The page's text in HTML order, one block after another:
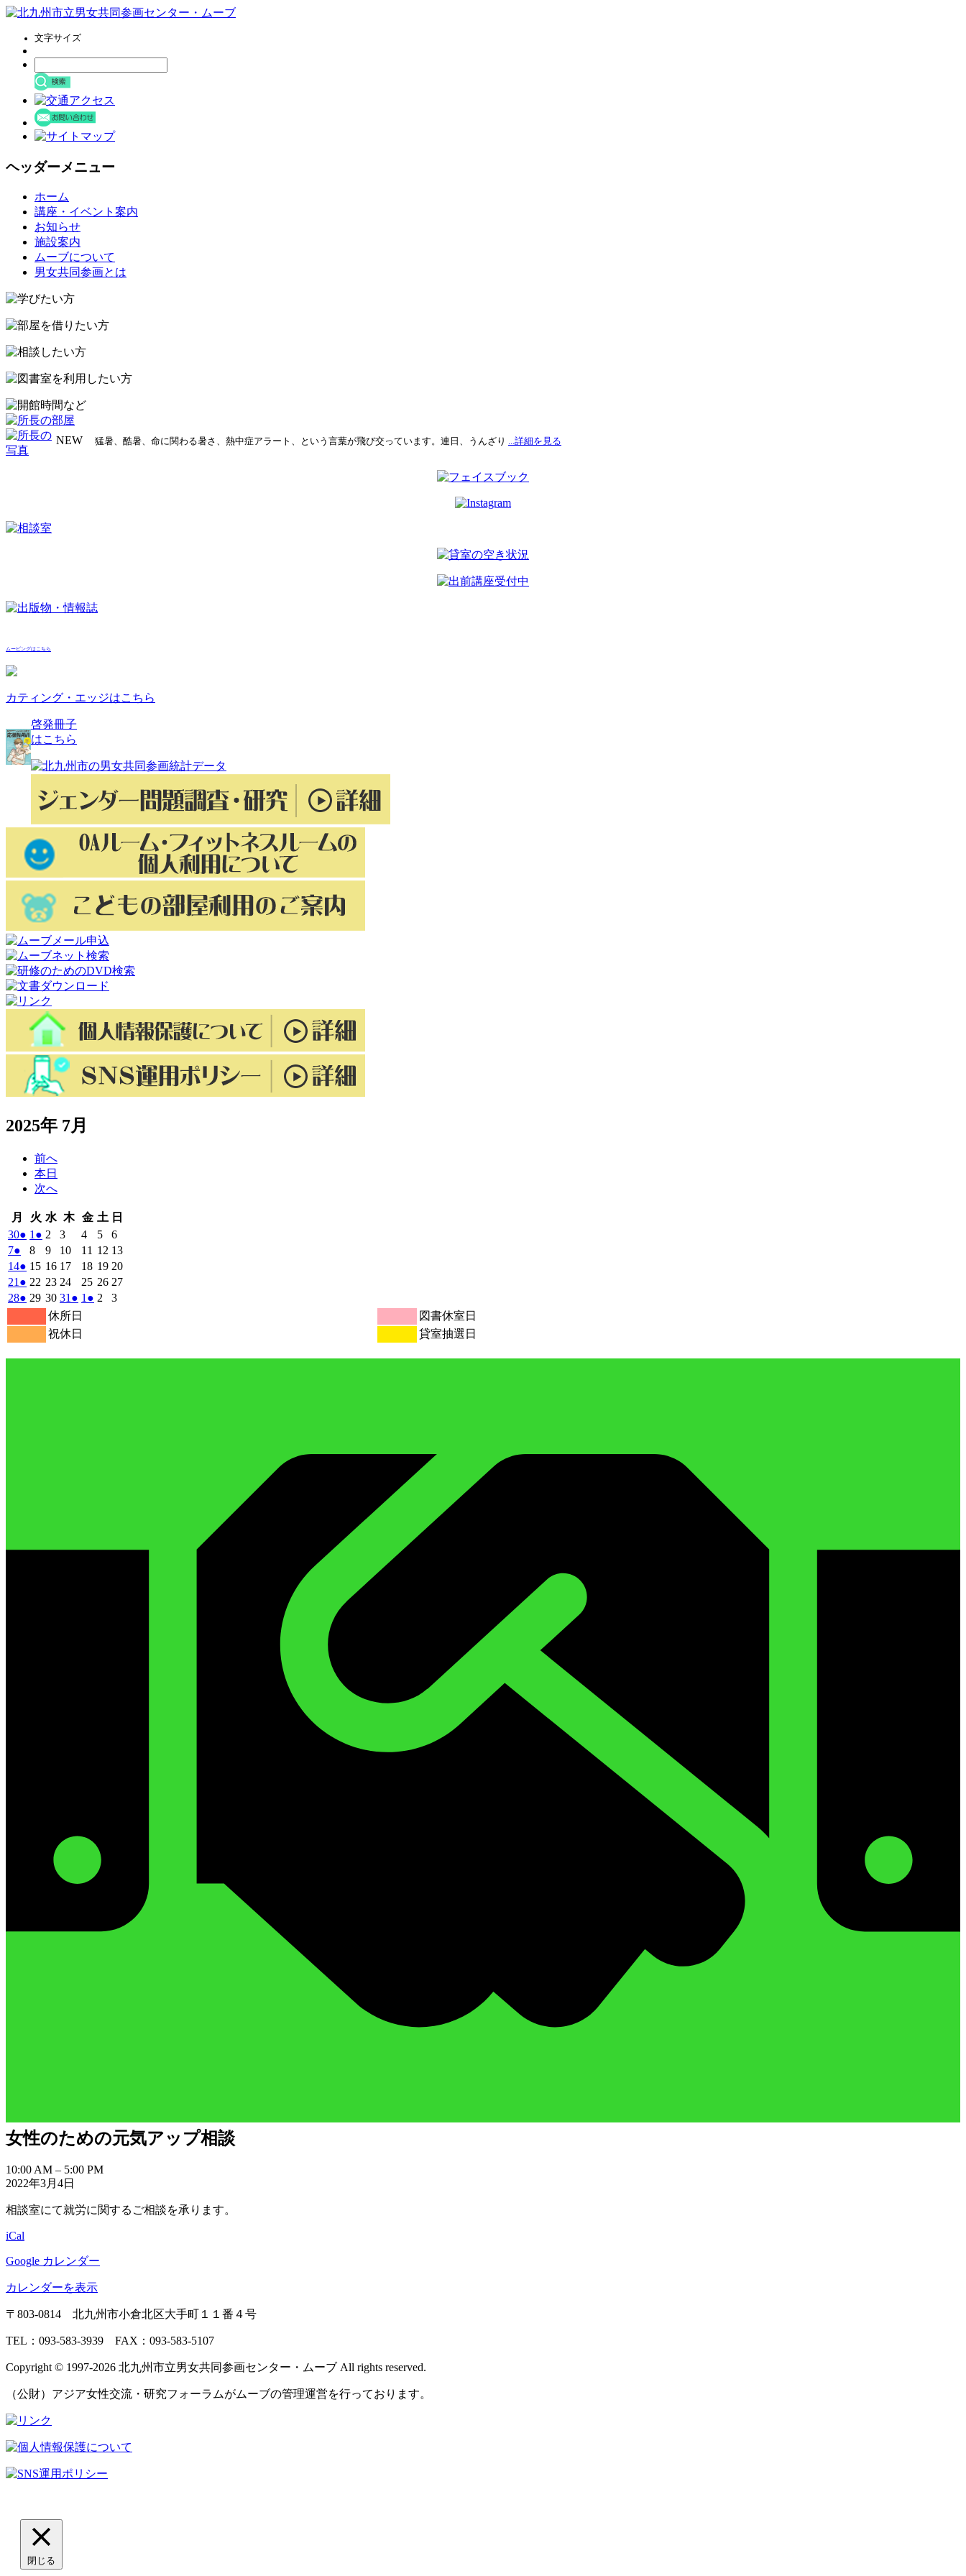
文字サイズ
ヘッダーメニュー
キ
ッ
プ
ホーム
講座・イベント案内
お知らせ
施設案内
ムーブについて
男女共同参画とは
NEW 猛暑、酷暑、命に関わる暑さ、熱中症アラート、という言葉が飛び交っています。連日、うんざり ...詳細を見る
ムービングはこちら
カティング・エッジはこちら
啓発冊子
はこちら
2025年 7月
前へ
本日
次へ
月
月
曜
日
火 火
曜
日
水 水
曜
日
木木
曜
日
金金
曜
日
土 土
曜
日
日
302025
年
6
月
30
日
● (1
件
の
イ
ベ
ン
ト)
1 2025
年
7
月
1
日
● (1
件
の
イ
ベ
ン
ト)
2 2025
年
7
月
2
日
32025
年
7
月
3
日
42025
年
7
月
4
日
52025
年
7
月
5
日
62025
年
7
月
6
日
72025
年
7
月
7
●
件
の
イ
ベ
ン
82025
年
7
月
8
92025
年
7
月
9
日
102025
年
10
日
11 2025
年
月
11
12 2025
年
7
月
12
132025
年
7
142025
年
7
月
● (1
件
の
イ
ベ
152025
年
7
月
15
日
162025
年
7
月
16
日
172025
7
月
17
日
182025
年
月
192025
年
7
202025
年
21 2025
年
7
月
● (1
件
の
イ
ベ
22 2025
年
7
月
22
232025
年
7
月
23
242025
年
7
月
24
252025
年
262025
年
272025
282025
年
7
● (1
件
の
イ
ベ
292025
年
7
月
302025
年
7
月
31 2025
年
7
月
● (1
件
の
イ
ベ
1 2025
● (1
ベ
2 2025
32025
休所日
図書休室日
祝休日
貸室抽選日
女性のための元気アップ相談
女
性
た
め
元
ア
プ
相
10:00 AM – 5:00 PM
2022年3月4日
相談室にて就労に関するご相談を承ります。
iCal
Google カレンダー
カレンダーを表示
〒803‐0814 北九州市小倉北区大手町１１番４号
TEL：093‐583‐3939 FAX：093‐583‐5107
Copyright © 1997‐2026 北九州市立男女共同参画センター・ムーブ All rights reserved.
（公財）アジア女性交流・研究フォーラムがムーブの管理運営を行っております。
閉じる